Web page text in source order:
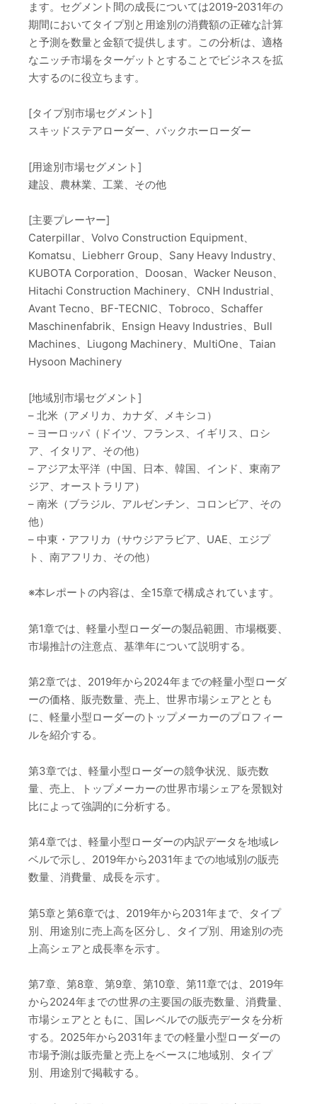
ます。セグメント間の成長については2019-2031年の
期間においてタイプ別と用途別の消費額の正確な計算
と予測を数量と金額で提供します。この分析は、適格
なニッチ市場をターゲットとすることでビジネスを拡
大するのに役立ちます。
[タイプ別市場セグメント]
スキッドステアローダー、バックホーローダー
[用途別市場セグメント]
建設、農林業、工業、その他
[主要プレーヤー]
Caterpillar、Volvo Construction Equipment、
Komatsu、Liebherr Group、Sany Heavy Industry、
KUBOTA Corporation、Doosan、Wacker Neuson、
Hitachi Construction Machinery、CNH Industrial、
Avant Tecno、BF-TECNIC、Tobroco、Schaffer
Maschinenfabrik、Ensign Heavy Industries、Bull
Machines、Liugong Machinery、MultiOne、Taian
Hysoon Machinery
[地域別市場セグメント]
– 北米（アメリカ、カナダ、メキシコ）
– ヨーロッパ（ドイツ、フランス、イギリス、ロシ
ア、イタリア、その他）
– アジア太平洋（中国、日本、韓国、インド、東南ア
ジア、オーストラリア）
– 南米（ブラジル、アルゼンチン、コロンビア、その
他）
– 中東・アフリカ（サウジアラビア、UAE、エジプ
ト、南アフリカ、その他）
※本レポートの内容は、全15章で構成されています。
第1章では、軽量小型ローダーの製品範囲、市場概要、
市場推計の注意点、基準年について説明する。
第2章では、2019年から2024年までの軽量小型ローダ
ーの価格、販売数量、売上、世界市場シェアととも
に、軽量小型ローダーのトップメーカーのプロフィー
ルを紹介する。
第3章では、軽量小型ローダーの競争状況、販売数
量、売上、トップメーカーの世界市場シェアを景観対
比によって強調的に分析する。
第4章では、軽量小型ローダーの内訳データを地域レ
ベルで示し、2019年から2031年までの地域別の販売
数量、消費量、成長を示す。
第5章と第6章では、2019年から2031年まで、タイプ
別、用途別に売上高を区分し、タイプ別、用途別の売
上高シェアと成長率を示す。
第7章、第8章、第9章、第10章、第11章では、2019年
から2024年までの世界の主要国の販売数量、消費量、
市場シェアとともに、国レベルでの販売データを分析
する。2025年から2031年までの軽量小型ローダーの
市場予測は販売量と売上をベースに地域別、タイプ
別、用途別で掲載する。